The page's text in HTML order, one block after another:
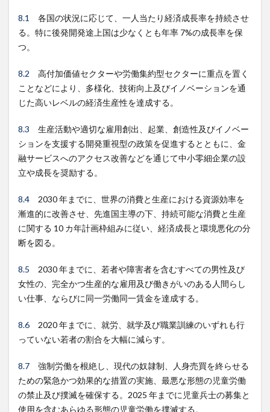
8.1
各国の状況に応じて、一人当たり経済成長率を持続させ
る。特に後発開発途上国は少なくとも年率 7%の成長率を保
つ。
8.2 高付加価値セクターや労働集約型セクターに重点を置く
ことなどにより、多様化、技術向上及びイノベーションを通
じた高いレベルの経済生産性を達成する。
8.3 生産活動や適切な雇用創出、起業、創造性及びイノベー
ションを支援する開発重視型の政策を促進するとともに、金
融サービスへのアクセス改善などを通じて中小零細企業の設
立や成長を奨励する。
8.4 2030 年までに、世界の消費と生産における資源効率を
漸進的に改善させ、先進国主導の下、持続可能な消費と生産
に関する 10 カ年計画枠組みに従い、経済成長と環境悪化の分
断を図る。
8.5 2030 年までに、若者や障害者を含むすべての男性及び
女性の、完全かつ生産的な雇用及び働きがいのある人間らし
い仕事、ならびに同一労働同一賃金を達成する。
8.6 2020 年までに、就労、就学及び職業訓練のいずれも行
っていない若者の割合を大幅に減らす。
8.7 強制労働を根絶し、現代の奴隷制、人身売買を終らせる
ための緊急かつ効果的な措置の実施、最悪な形態の児童労働
の禁止及び撲滅を確保する。2025 年までに児童兵士の募集と
使用を含むあらゆる形態の児童労働を撲滅する。